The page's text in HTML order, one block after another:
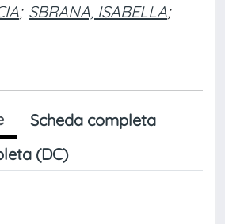
; SBRANA, ISABELLA;
Scheda completa
(DC)